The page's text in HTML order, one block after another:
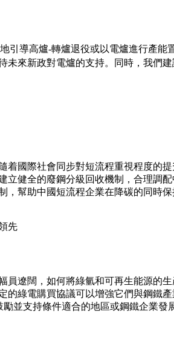
引導高爐-轉爐退役或以電爐進行產
來新政對電爐的支持。同時，我們
着國際社會同步對短流程重視程度
立健全的廢鋼分級回收機制，合理調
幫助中國短流程企業在降碳的同時保
先
員遼闊，如何將綠氫和可再生能源的
的綠電購買協議可以增強它們與鋼鐵
並支持條件適合的地區或鋼鐵企業